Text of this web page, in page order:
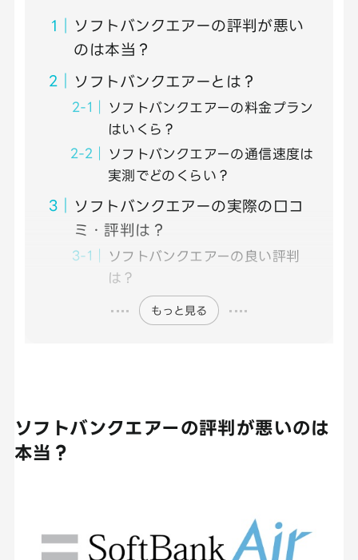
ソフトバンクエアーの評判が悪い
のは本当？
ソフトバンクエアーとは？
ソフトバンクエアーの料金プラン
はいくら？
ソフトバンクエアーの通信速度は
実測でどのくらい？
ソフトバンクエアーの実際の口コ
ミ・評判は？
ソフトバンクエアーの良い評判
は？
もっと見る
ソフトバンクエアーの評判が悪いのは
本当？